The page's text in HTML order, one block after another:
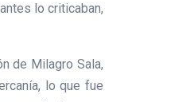
lo criticaban,
de Milagro Sala,
lo que fue